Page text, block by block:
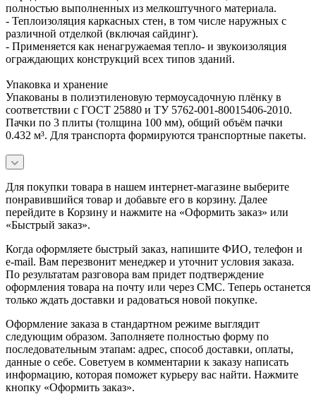
полностью выполненных из мелкоштучного материала.
- Теплоизоляция каркасных стен, в том числе наружных с
различной отделкой (включая сайдинг).
- Применяется как ненагружаемая тепло‑ и звукоизоляция
ограждающих конструкций всех типов зданий.
Упаковка и хранение
Упакованы в полиэтиленовую термоусадочную плёнку в
соответствии с ГОСТ 25880 и ТУ 5762-001-80015406-2010.
Пачки по 3 плиты (толщина 100 мм), общий объём пачки
0.432 м³. Для транспорта формируются транспортные пакеты.
Для покупки товара в нашем интернет-магазине выберите
понравившийся товар и добавьте его в корзину. Далее
перейдите в Корзину и нажмите на «Оформить заказ» или
«Быстрый заказ».
Когда оформляете быстрый заказ, напишите ФИО, телефон и
e-mail. Вам перезвонит менеджер и уточнит условия заказа.
По результатам разговора вам придет подтверждение
оформления товара на почту или через СМС. Теперь останется
только ждать доставки и радоваться новой покупке.
Оформление заказа в стандартном режиме выглядит
следующим образом. Заполняете полностью форму по
последовательным этапам: адрес, способ доставки, оплаты,
данные о себе. Советуем в комментарии к заказу написать
информацию, которая поможет курьеру вас найти. Нажмите
кнопку «Оформить заказ».